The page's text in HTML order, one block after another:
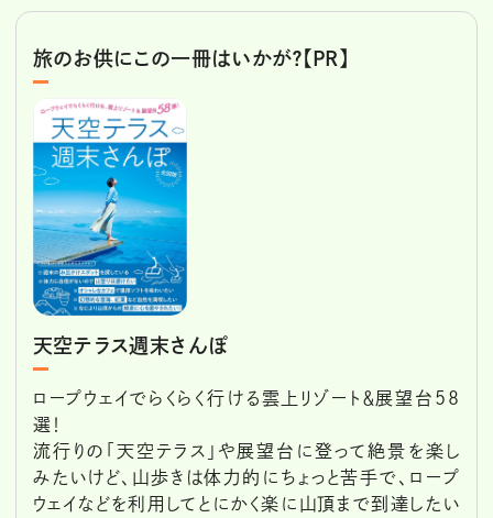
旅のお供にこの一冊はいかが？【PR】
天空テラス週末さんぽ
ロープウェイでらくらく行ける雲上リゾート＆展望台58
選！
流行りの「天空テラス」や展望台に登って絶景を楽し
みたいけど、山歩きは体力的にちょっと苦手で、ロープ
ウェイなどを利用してとにかく楽に山頂まで到達したい